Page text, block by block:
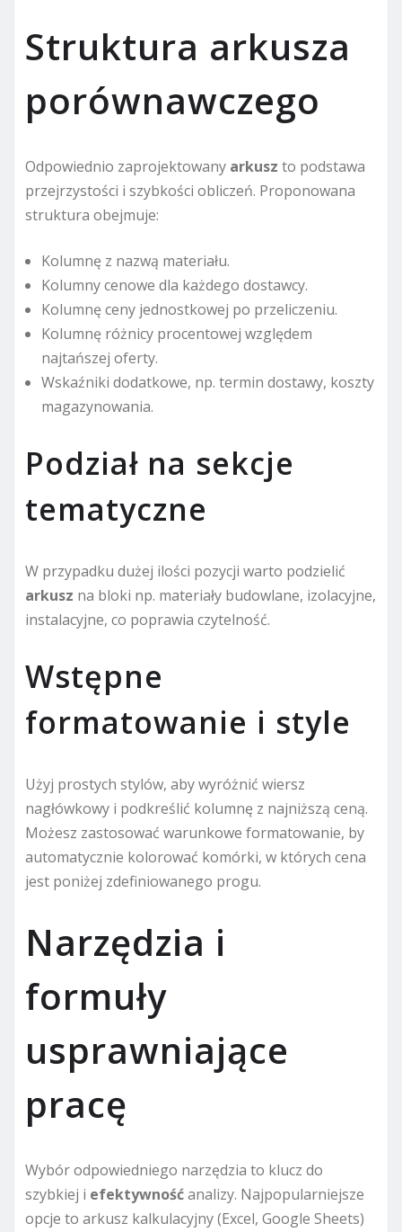
Struktura arkusza
porównawczego
Odpowiednio zaprojektowany arkusz to podstawa
przejrzystości i szybkości obliczeń. Proponowana
struktura obejmuje:
Kolumnę z nazwą materiału.
Kolumny cenowe dla każdego dostawcy.
Kolumnę ceny jednostkowej po przeliczeniu.
Kolumnę różnicy procentowej względem
najtańszej oferty.
Wskaźniki dodatkowe, np. termin dostawy, koszty
magazynowania.
Podział na sekcje
tematyczne
W przypadku dużej ilości pozycji warto podzielić
arkusz na bloki np. materiały budowlane, izolacyjne,
instalacyjne, co poprawia czytelność.
Wstępne
formatowanie i style
Użyj prostych stylów, aby wyróżnić wiersz
nagłówkowy i podkreślić kolumnę z najniższą ceną.
Możesz zastosować warunkowe formatowanie, by
automatycznie kolorować komórki, w których cena
jest poniżej zdefiniowanego progu.
Narzędzia i
formuły
usprawniające
pracę
Wybór odpowiedniego narzędzia to klucz do
szybkiej i efektywnośćanalizy. Najpopularniejsze
opcje to arkusz kalkulacyjny (Excel, Google Sheets)